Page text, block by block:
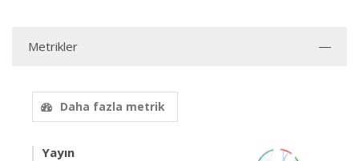
Metrikler
Daha fazla metrik
Yayın